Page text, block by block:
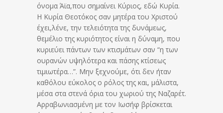
όνομα Άϊα,που σημαίνει Κύριος, εδώ Κυρία.
Η Κυρία Θεοτόκος σαν μητέρα του Χριστού
έχει,λένε, την τελειότητα της δυνάμεως,
θεμέλιο της κυριότητος είναι η δύναμη, που
κυριεύει πάντων των κτισμάτων σαν “η των
ουρανών υψηλότερα και πάσης κτίσεως
τιμιωτέρα…”. Μην ξεχνούμε, ότι δεν ήταν
καθόλου εύκολος ο ρόλος της και, μάλιστα,
μέσα στα στενά όρια του χωριού της Ναζαρέτ.
Αρραβωνιασμένη με τον Ιωσήφ βρίσκεται